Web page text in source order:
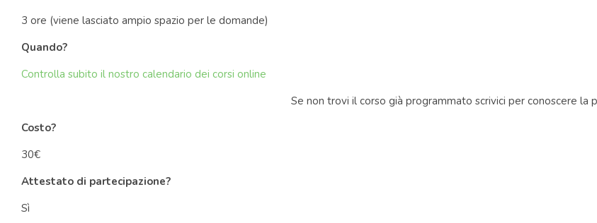
3 ore (viene lasciato ampio spazio per le domande)
Quando?
Controlla subito il nostro calendario dei corsi online
Se non trovi il corso già programmato scrivici per conoscere la
Costo?
30€
Attestato di partecipazione?
Sì